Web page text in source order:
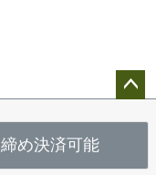
へ
め決済可能